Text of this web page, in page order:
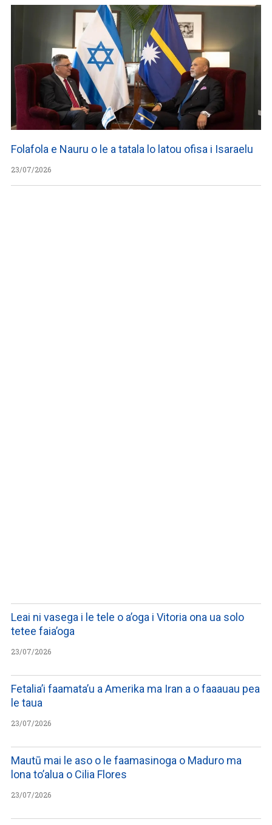
Folafola e Nauru o le a tatala lo latou ofisa i Isaraelu
23/07/2026
Leai ni vasega i le tele o a’oga i Vitoria ona ua solo
tetee faia’oga
23/07/2026
Fetalia’i faamata’u a Amerika ma Iran a o faaauau pea
le taua
23/07/2026
Mautū mai le aso o le faamasinoga o Maduro ma
lona to’alua o Cilia Flores
23/07/2026